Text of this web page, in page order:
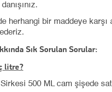
herhangi bir maddeye
Sık Sorulan Sorular:
litre?
500 ML cam şişede